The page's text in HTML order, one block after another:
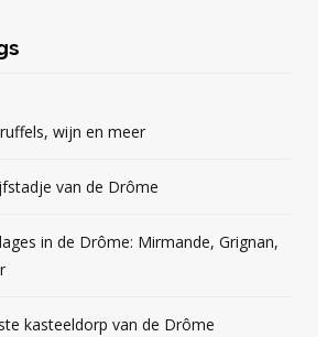
wijn en meer
van de Drôme
in de Drôme: Mirmande, Grignan,
kasteeldorp van de Drôme